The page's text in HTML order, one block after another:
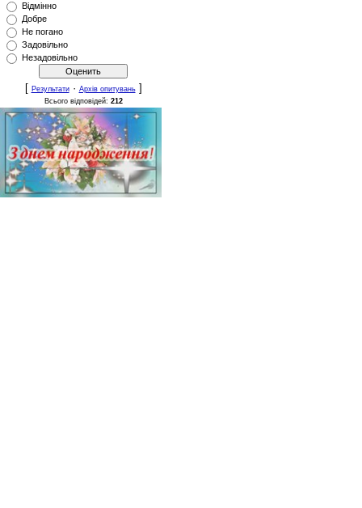
Відмінно
Добре
Не погано
Задовільно
Незадовільно
[ Результати· Архів опитувань]
Всього відповідей: 212